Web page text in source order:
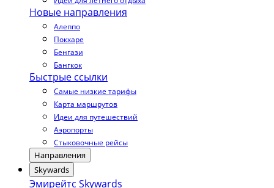
Новые направления
Алеппо
Покхаре
Бенгази
Бангкок
Быстрые ссылки
Самые низкие тарифы
Карта маршрутов
Идеи для путешествий
Аэропорты
Стыковочные рейсы
Направления
Skywards
Эмирейтс Skywards